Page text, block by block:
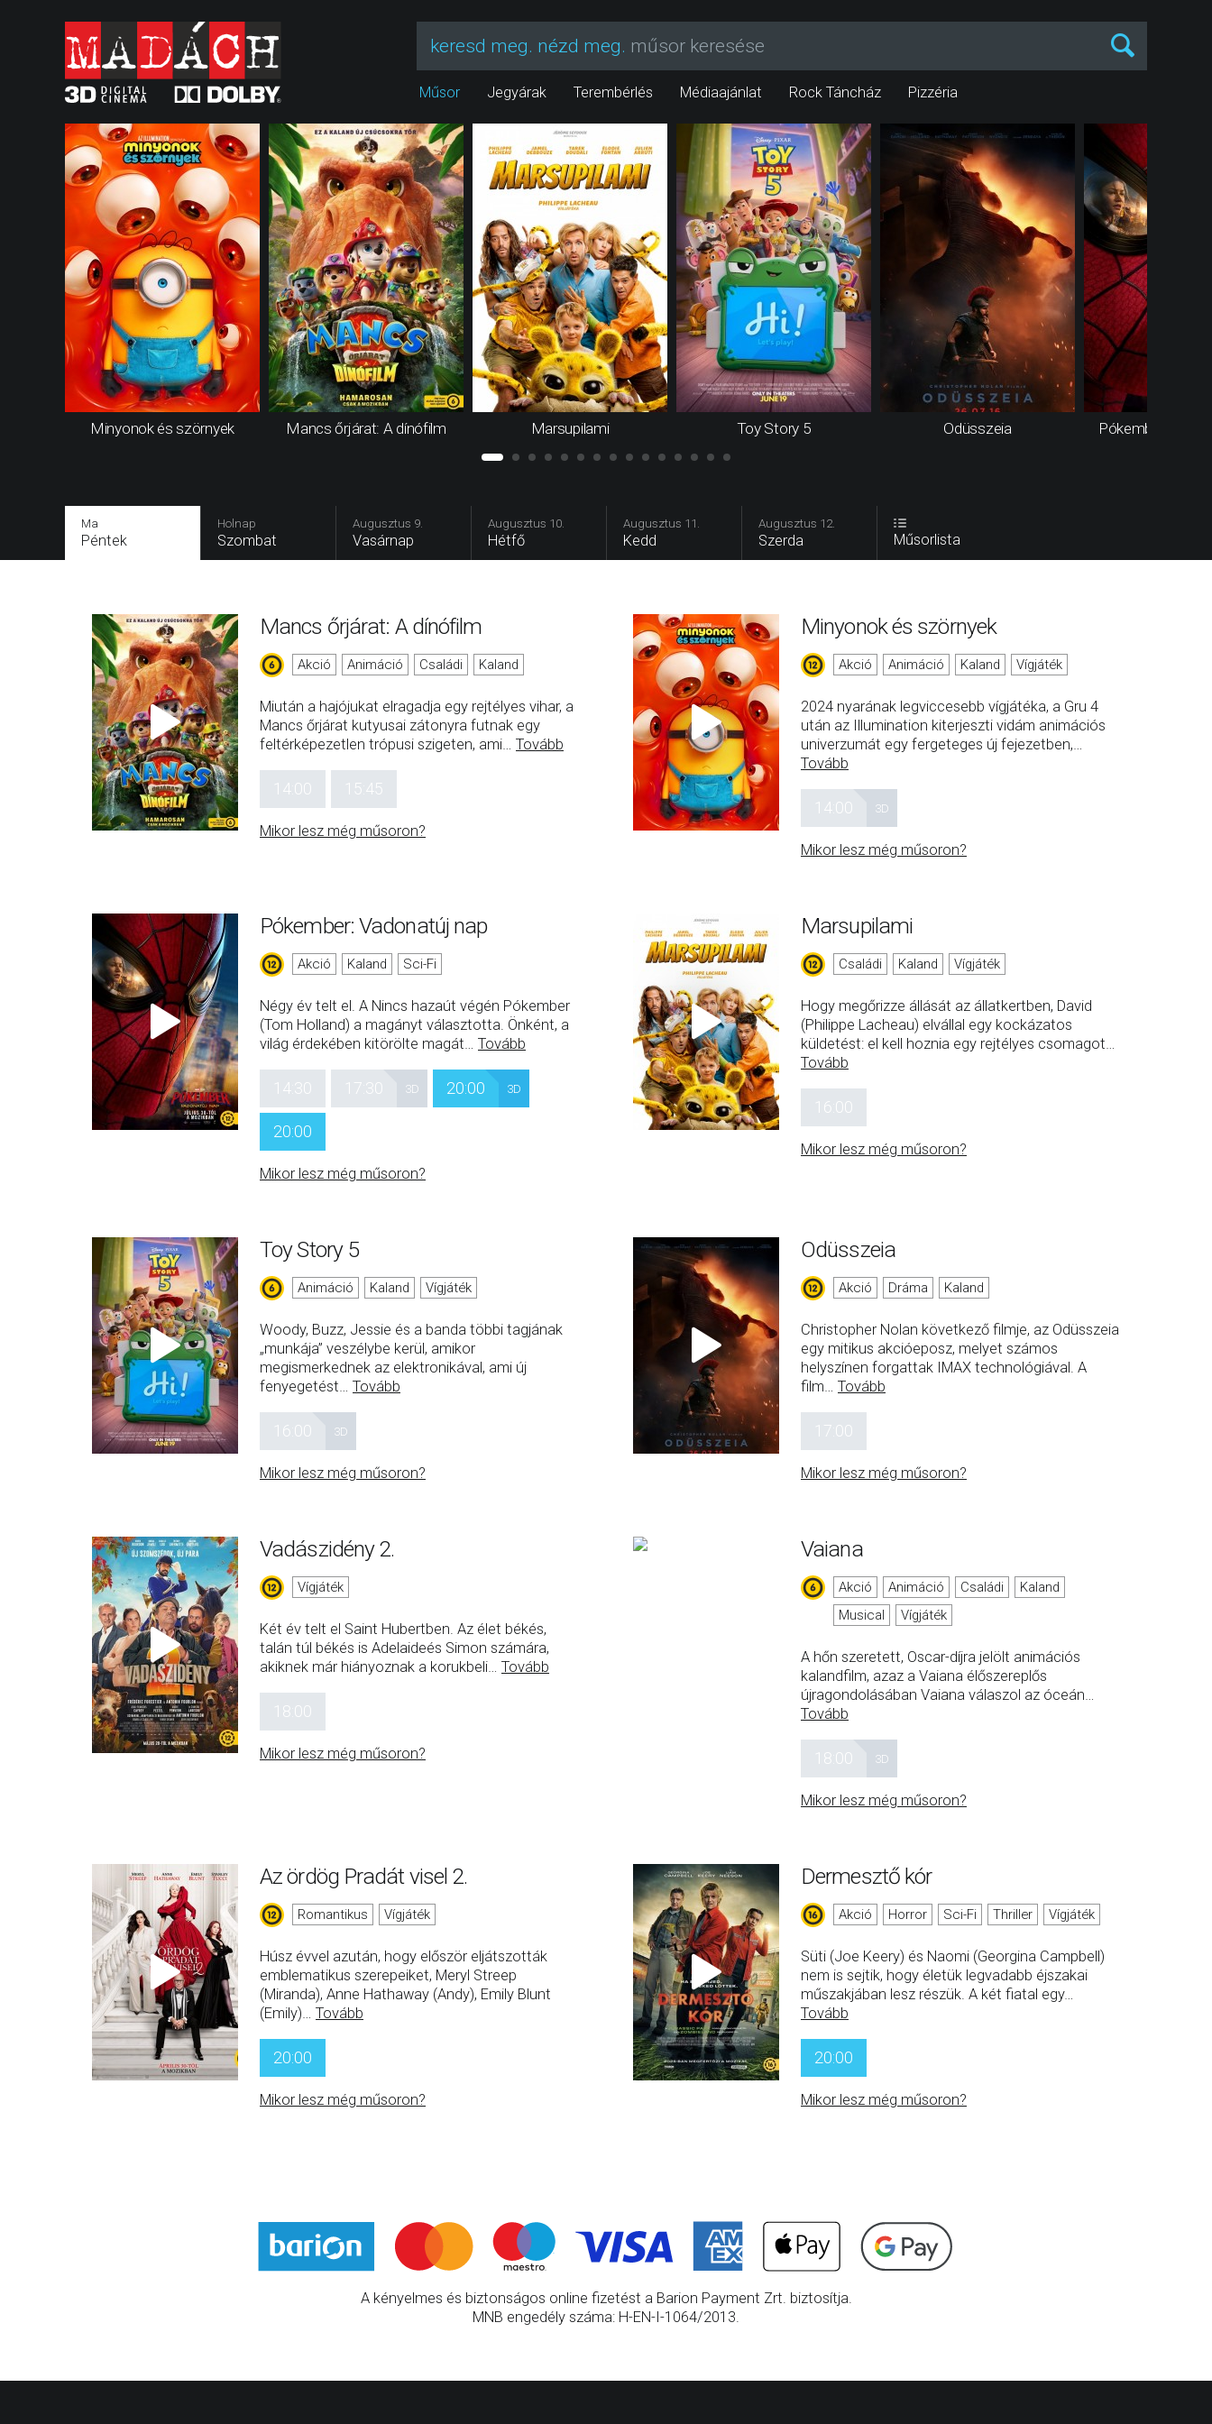
keresd meg. nézd meg. műsor keresése
Műsor Jegyárak Terembérlés Médiaajánlat Rock Táncház Pizzéria
Minyonok és szörnyek Mancs őrjárat: A dínófilm Marsupilami Toy Story 5 Odüsszeia Pókember:
Ma
Péntek
Holnap
Szombat
Augusztus 9.
Vasárnap
Augusztus 10.
Hétfő
Augusztus 11.
Kedd
Augusztus 12.
Szerda Műsorlista
Mancs őrjárat: A dínófilm
Akció Animáció Családi Kaland
Miután a hajójukat elragadja egy rejtélyes vihar, a
Mancs őrjárat kutyusai zátonyra futnak egy
feltérképezetlen trópusi szigeten, ami… Tovább
14:00 15:45
Mikor lesz még műsoron?
Minyonok és szörnyek
Akció Animáció Kaland Vígjáték
2024 nyarának legviccesebb vígjátéka, a Gru 4
után az Illumination kiterjeszti vidám animációs
univerzumát egy fergeteges új fejezetben,…
Tovább
14:00 3D
Mikor lesz még műsoron?
Pókember: Vadonatúj nap
Akció Kaland Sci-Fi
Négy év telt el. A Nincs hazaút végén Pókember
(Tom Holland) a magányt választotta. Önként, a
világ érdekében kitörölte magát… Tovább
14:30 17:30 3D 20:00 3D
20:00
Mikor lesz még műsoron?
Marsupilami
Családi Kaland Vígjáték
Hogy megőrizze állását az állatkertben, David
(Philippe Lacheau) elvállal egy kockázatos
küldetést: el kell hoznia egy rejtélyes csomagot…
Tovább
16:00
Mikor lesz még műsoron?
Toy Story 5
Animáció Kaland Vígjáték
Woody, Buzz, Jessie és a banda többi tagjának
„munkája” veszélybe kerül, amikor
megismerkednek az elektronikával, ami új
fenyegetést… Tovább
16:00 3D
Mikor lesz még műsoron?
Odüsszeia
Akció Dráma Kaland
Christopher Nolan következő filmje, az Odüsszeia
egy mitikus akcióeposz, melyet számos
helyszínen forgattak IMAX technológiával. A
film… Tovább
17:00
Mikor lesz még műsoron?
Vadászidény 2.
Vígjáték
Két év telt el Saint Hubertben. Az élet békés,
talán túl békés is Adelaideés Simon számára,
akiknek már hiányoznak a korukbeli… Tovább
18:00
Mikor lesz még műsoron?
Vaiana
Akció Animáció Családi
Kaland
Musical
Vígjáték
A hőn szeretett, Oscar-díjra jelölt animációs
kalandfilm, azaz a Vaiana élőszereplős
újragondolásában Vaiana válaszol az óceán…
Tovább
18:00 3D
Mikor lesz még műsoron?
Az ördög Pradát visel 2.
Romantikus Vígjáték
Húsz évvel azután, hogy először eljátszották
emblematikus szerepeiket, Meryl Streep
(Miranda), Anne Hathaway (Andy), Emily Blunt
(Emily)… Tovább
20:00
Mikor lesz még műsoron?
Dermesztő kór
Akció Horror Sci-Fi Thriller Vígjáték
Süti (Joe Keery) és Naomi (Georgina Campbell)
nem is sejtik, hogy életük legvadabb éjszakai
műszakjában lesz részük. A két fiatal egy…
Tovább
20:00
Mikor lesz még műsoron?
A kényelmes és biztonságos online fizetést a Barion Payment Zrt. biztosítja.
MNB engedély száma: H-EN-I-1064/2013.